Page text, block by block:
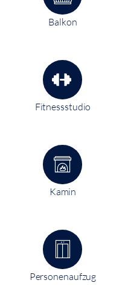
Balkon
Fitnessstudio
Kamin
Personenaufzug